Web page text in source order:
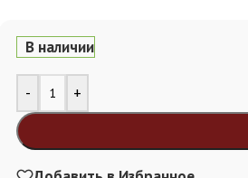
В наличии
- +
Alternative: